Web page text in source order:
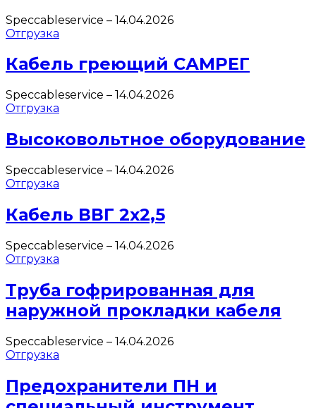
Speccableservice – 14.04.2026
Отгрузка
Кабель греющий САМРЕГ
Speccableservice – 14.04.2026
Отгрузка
Высоковольтное оборудование
Speccableservice – 14.04.2026
Отгрузка
Кабель ВВГ 2х2,5
Speccableservice – 14.04.2026
Отгрузка
Труба гофрированная для
наружной прокладки кабеля
Speccableservice – 14.04.2026
Отгрузка
Предохранители ПН и